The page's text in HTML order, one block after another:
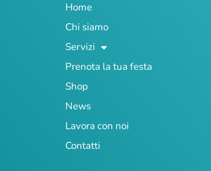
Home
Chi siamo
Servizi
Prenota la tua festa
Shop
News
Lavora con noi
Contatti